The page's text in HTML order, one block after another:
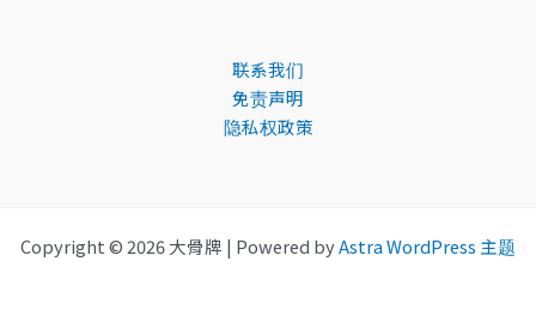
联系我们
免责声明
隐私权政策
Copyright © 2026 大骨牌 | Powered byAstra WordPress 主题